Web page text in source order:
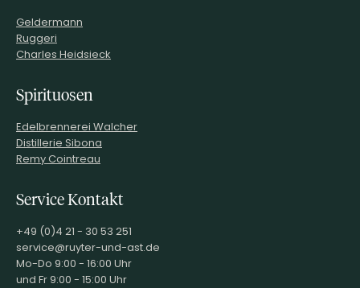
Geldermann
Ruggeri
Charles Heidsieck
Spirituosen
Edelbrennerei Walcher
Distillerie Sibona
Remy Cointreau
Service Kontakt
+49 (0)4 21 - 30 53 251
service@ruyter-und-ast.de
Mo-Do 9:00 - 16:00 Uhr
und Fr 9:00 - 15:00 Uhr